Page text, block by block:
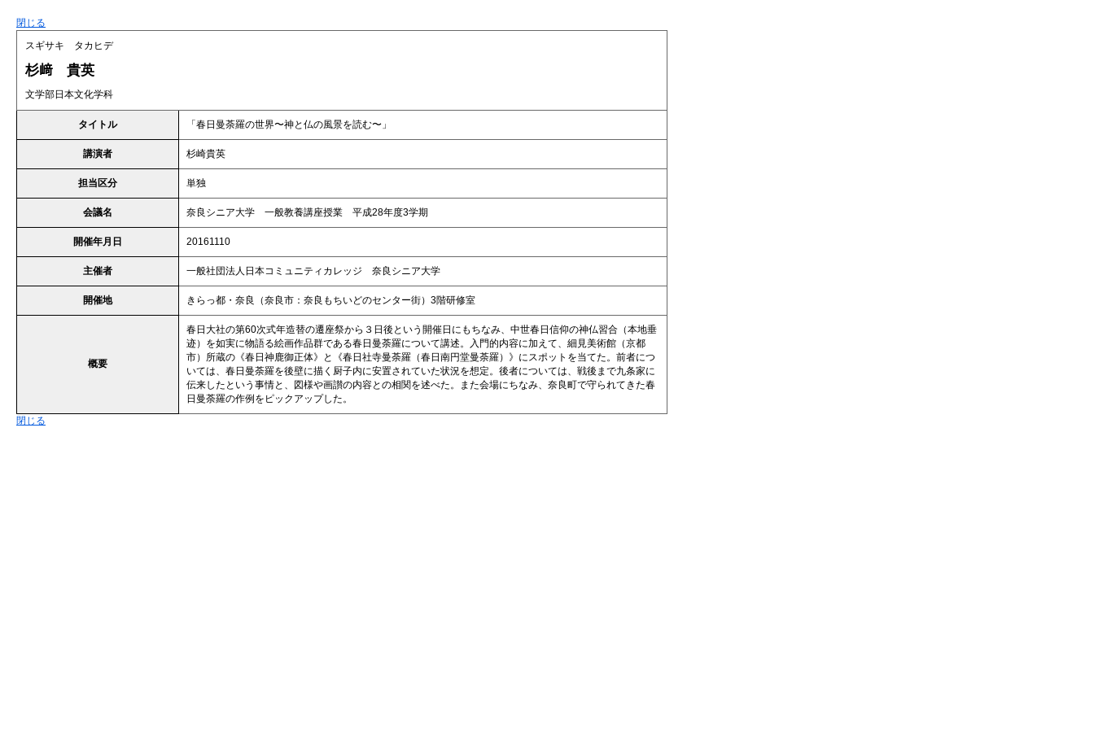
閉じる
スギサキ タカヒデ
杉﨑 貴英
文学部日本文化学科
タイトル 「春日曼荼羅の世界〜神と仏の風景を読む〜」
講演者 杉崎貴英
担当区分 単独
会議名 奈良シニア大学 一般教養講座授業 平成28年度3学期
開催年月日 20161110
主催者 一般社団法人日本コミュニティカレッジ 奈良シニア大学
開催地 きらっ都・奈良（奈良市：奈良もちいどのセンター街）3階研修室
概要
春日大社の第60次式年造替の遷座祭から３日後という開催日にもちなみ、中世春日信仰の神仏習合（本地垂
迹）を如実に物語る絵画作品群である春日曼荼羅について講述。入門的内容に加えて、細見美術館（京都
市）所蔵の《春日神鹿御正体》と《春日社寺曼荼羅（春日南円堂曼荼羅）》にスポットを当てた。前者につ
いては、春日曼荼羅を後壁に描く厨子内に安置されていた状況を想定。後者については、戦後まで九条家に
伝来したという事情と、図様や画讃の内容との相関を述べた。また会場にちなみ、奈良町で守られてきた春
日曼荼羅の作例をピックアップした。
閉じる